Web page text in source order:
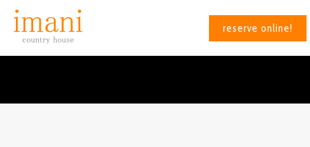
reserve online!